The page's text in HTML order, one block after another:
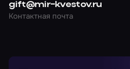
gift@mir-kvestov.ru
Контактная почта